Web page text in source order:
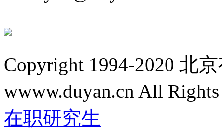
Copyright 1994-2020 北
wwww.duyan.cn All
在职研究生